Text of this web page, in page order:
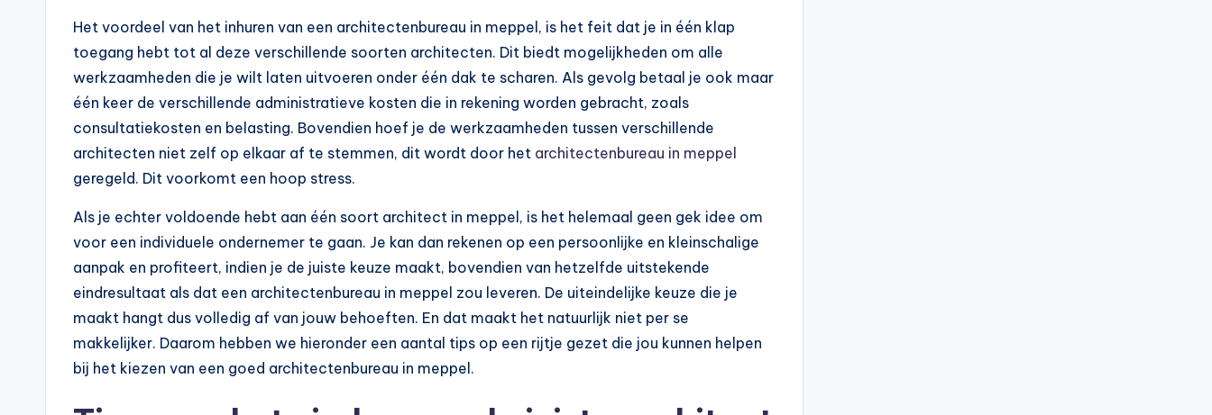
Het voordeel van het inhuren van een architectenbureau in meppel, is het feit dat je in één klap
toegang hebt tot al deze verschillende soorten architecten. Dit biedt mogelijkheden om alle
werkzaamheden die je wilt laten uitvoeren onder één dak te scharen. Als gevolg betaal je ook maar
één keer de verschillende administratieve kosten die in rekening worden gebracht, zoals
consultatiekosten en belasting. Bovendien hoef je de werkzaamheden tussen verschillende
architecten niet zelf op elkaar af te stemmen, dit wordt door het architectenbureau in meppel
geregeld. Dit voorkomt een hoop stress.
Als je echter voldoende hebt aan één soort architect in meppel, is het helemaal geen gek idee om
voor een individuele ondernemer te gaan. Je kan dan rekenen op een persoonlijke en kleinschalige
aanpak en profiteert, indien je de juiste keuze maakt, bovendien van hetzelfde uitstekende
eindresultaat als dat een architectenbureau in meppel zou leveren. De uiteindelijke keuze die je
maakt hangt dus volledig af van jouw behoeften. En dat maakt het natuurlijk niet per se
makkelijker. Daarom hebben we hieronder een aantal tips op een rijtje gezet die jou kunnen helpen
bij het kiezen van een goed architectenbureau in meppel.